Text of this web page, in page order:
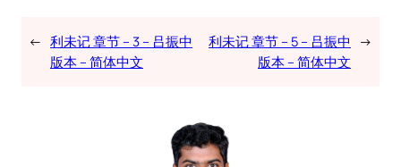
← 利未记 章节 – 3 – 吕振中
版本 – 简体中文
利未记 章节 – 5 – 吕振中
版本 – 简体中文
→